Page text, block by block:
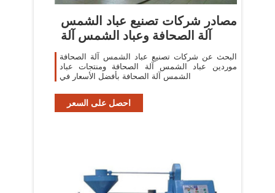
مصادر شركات تصنيع عباد الشمس
آلة الصحافة وعباد الشمس آلة
البحث عن شركات تصنيع عباد الشمس آلة الصحافة
موردين عباد الشمس آلة الصحافة ومنتجات عباد
الشمس آلة الصحافة بأفضل الأسعار في
احصل على السعر